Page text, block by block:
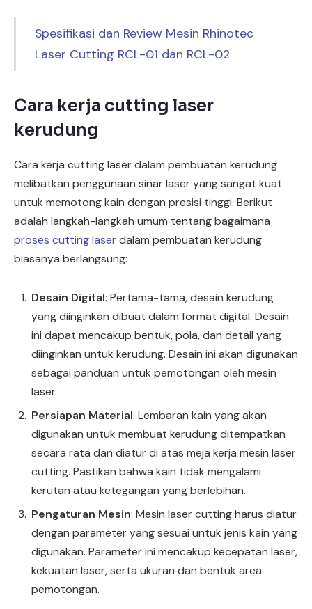
Spesifikasi dan Review Mesin Rhinotec
Laser Cutting RCL-01 dan RCL-02
Cara kerja cutting laser
kerudung
Cara kerja cutting laser dalam pembuatan kerudung
melibatkan penggunaan sinar laser yang sangat kuat
untuk memotong kain dengan presisi tinggi. Berikut
adalah langkah-langkah umum tentang bagaimana
proses cutting laserdalam pembuatan kerudung
biasanya berlangsung:
Desain Digital: Pertama-tama, desain kerudung
yang diinginkan dibuat dalam format digital. Desain
ini dapat mencakup bentuk, pola, dan detail yang
diinginkan untuk kerudung. Desain ini akan digunakan
sebagai panduan untuk pemotongan oleh mesin
laser.
Persiapan Material: Lembaran kain yang akan
digunakan untuk membuat kerudung ditempatkan
secara rata dan diatur di atas meja kerja mesin laser
cutting. Pastikan bahwa kain tidak mengalami
kerutan atau ketegangan yang berlebihan.
Pengaturan Mesin: Mesin laser cutting harus diatur
dengan parameter yang sesuai untuk jenis kain yang
digunakan. Parameter ini mencakup kecepatan laser,
kekuatan laser, serta ukuran dan bentuk area
pemotongan.